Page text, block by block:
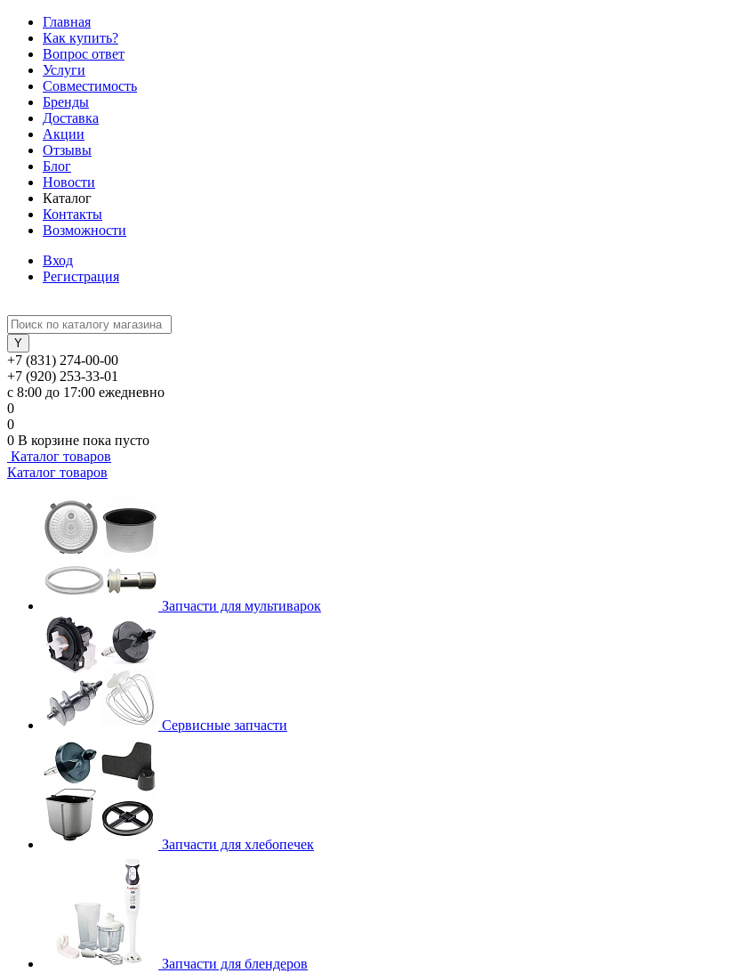
Главная
Как купить?
Вопрос ответ
Услуги
Совместимость
Бренды
Доставка
Акции
Отзывы
Блог
Новости
Каталог
Контакты
Возможности
Вход
Регистрация
+7 (831) 274-00-00
+7 (920) 253-33-01
с 8:00 до 17:00 ежедневно
0
0
0 В корзине пока пусто
Каталог товаров
Каталог товаров
Запчасти для мультиварок
Сервисные запчасти
Запчасти для хлебопечек
Запчасти для блендеров